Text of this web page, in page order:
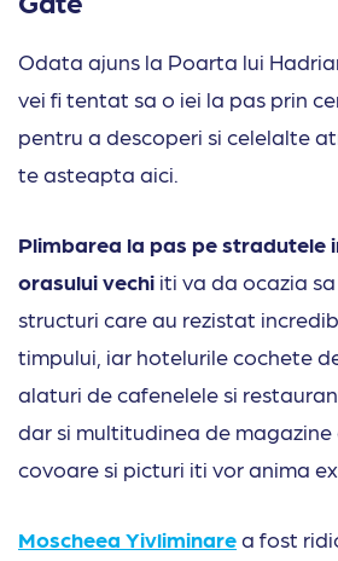
Odata ajuns la Poarta lui
vei fi tentat sa o iei la pas prin
pentru a descoperi si celelalte
te asteapta aici.
Plimbarea la pas pe stradutele
orasului vechi iti va da ocazia
structuri care au rezistat
timpului, iar hotelurile cochete
alaturi de cafenelele si
dar si multitudinea de magazine
covoare si picturi iti vor anima
Moscheea Yivliminarea fost